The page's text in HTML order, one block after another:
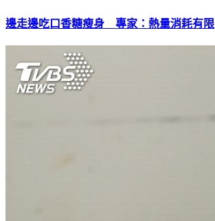
邊走邊吃口香糖瘦身 專家：熱量消耗有限